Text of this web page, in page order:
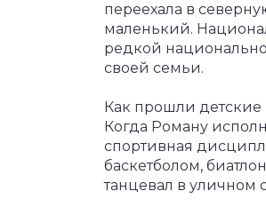
переехала в
маленький.
редкой
своей семьи.
Как прошли
Когда Роману
спортивная
баскетболом,
танцевал в уличном